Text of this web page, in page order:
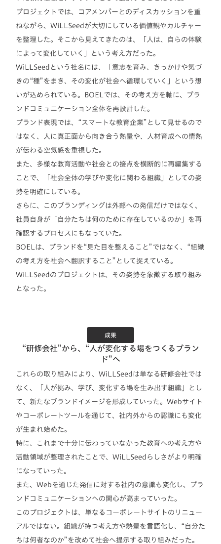
プロジェクトでは、コアメンバーとのディスカッションを重
ねながら、WiLLSeedが大切にしている価値観やカルチャー
を整理した。そこから見えてきたのは、「人は、自らの体験
によって変化していく」という考え方だった。
WiLLSeedという社名には、「意志を育み、きっかけや気づ
きの“種”をまき、その変化が社会へ循環していく」という想
いが込められている。BOELでは、その考え方を軸に、ブラ
ンドコミュニケーション全体を再設計した。
ブランド表現では、“スマートな教育企業”として見せるので
はなく、人に真正面から向き合う熱量や、人材育成への情熱
が伝わる空気感を重視した。
また、多様な教育活動や社会との接点を横断的に再編集する
ことで、「社会全体の学びや変化に関わる組織」としての姿
勢を明確にしている。
さらに、このブランディングは外部への発信だけではなく、
社員自身が「自分たちは何のために存在しているのか」を再
確認するプロセスにもなっていた。
BOELは、ブランドを“見た目を整えること”ではなく、“組織
の考え方を社会へ翻訳すること”として捉えている。
WiLLSeedのプロジェクトは、その姿勢を象徴する取り組み
となった。
成果
“研修会社”から、“人が変化する場をつくるブラン
ド”へ
これらの取り組みにより、WiLLSeedは単なる研修会社では
なく、「人が挑み、学び、変化する場を生み出す組織」とし
て、新たなブランドイメージを形成していった。Webサイト
やコーポレートツールを通じて、社内外からの認識にも変化
が生まれ始めた。
特に、これまで十分に伝わっていなかった教育への考え方や
活動領域が整理されたことで、WiLLSeedらしさがより明確
になっていった。
また、Webを通じた発信に対する社内の意識も変化し、ブラ
ンドコミュニケーションへの関心が高まっていった。
このプロジェクトは、単なるコーポレートサイトのリニュー
アルではない。組織が持つ考え方や熱量を言語化し、“自分た
ちは何者なのか”を改めて社会へ提示する取り組みだった。